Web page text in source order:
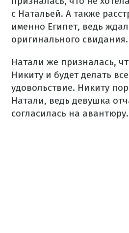
с Натальей. А также
именно Египет, ведь
оригинального свидания.
Натали же призналась,
Никиту и будет делать
удовольствие. Никиту
Натали, ведь девушка
согласилась на авантюру.